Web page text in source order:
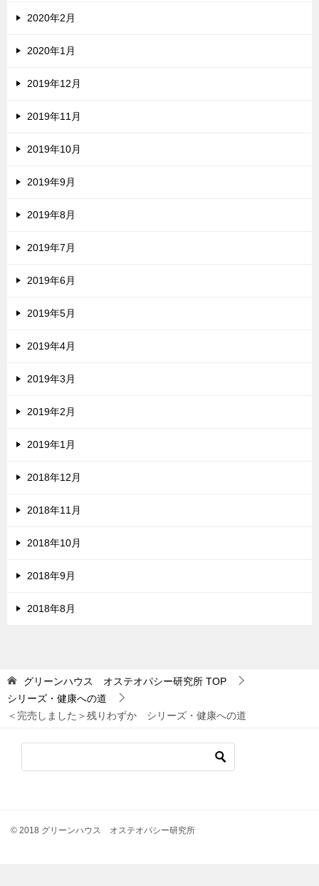
2020年2月
2020年1月
2019年12月
2019年11月
2019年10月
2019年9月
2019年8月
2019年7月
2019年6月
2019年5月
2019年4月
2019年3月
2019年2月
2019年1月
2018年12月
2018年11月
2018年10月
2018年9月
2018年8月
グリーンハウス オステオパシー研究所 TOP
シリーズ・健康への道
＜完売しました＞残りわずか シリーズ・健康への道
© 2018 グリーンハウス オステオパシー研究所